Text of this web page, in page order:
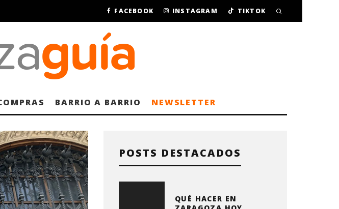
FACEBOOK INSTAGRAM TIKTOK
BARRIO A BARRIO NEWSLETTER
POSTS DESTACADOS
QUÉ HACER EN